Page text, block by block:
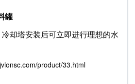
罐
却塔安装后可立即进行理想的水
product/33.html